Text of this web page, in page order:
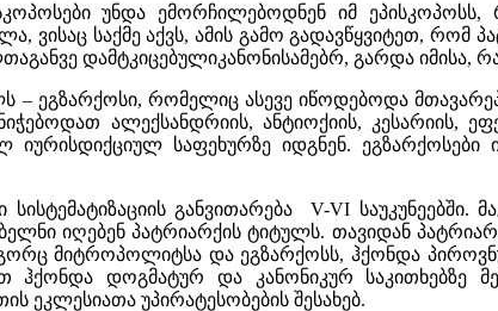
უნდა ემორჩილებოდნენ იმ
ვისაც საქმე აქვს, ამის გამო გადავწყვიტეთ, რომ
დამტკიცებულიკანონისამებრ, გარდა
– ეგზარქოსი, რომელიც ასევე იწოდებოდა
ალექსანდრიის, ანტიოქიის,
საფეხურზე იდგნენ. ეგზარქოსები
განვითარება V-VI
იღებენ პატრიარქის ტიტულს. თავიდან
მიტროპოლიტსა და ეგზარქოსს, ჰქონდა
ჰქონდა დოგმატურ და კანონიკურ
ეკლესიათა უპირატესობების შესახებ.